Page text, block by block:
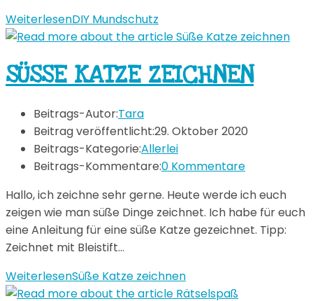
WeiterlesenDIY Mundschutz
SÜSSE KATZE ZEICHNEN
Beitrags-Autor:Tara
Beitrag veröffentlicht:29. Oktober 2020
Beitrags-Kategorie:Allerlei
Beitrags-Kommentare:0 Kommentare
Hallo, ich zeichne sehr gerne. Heute werde ich euch
zeigen wie man süße Dinge zeichnet. Ich habe für euch
eine Anleitung für eine süße Katze gezeichnet. Tipp:
Zeichnet mit Bleistift…
WeiterlesenSüße Katze zeichnen